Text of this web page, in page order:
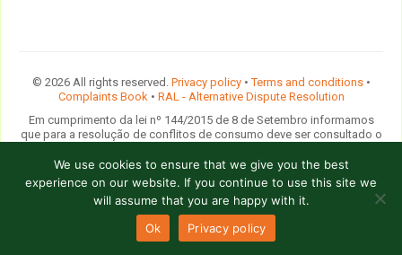
© 2026 All rights reserved. Privacy policy•Terms and conditions•
Complaints Book• RAL - Alternative Dispute Resolution
Em cumprimento da lei nº 144/2015 de 8 de Setembro informamos
que para a resolução de conflitos de consumo deve ser consultado o
contactada a comissão arbitral doTurismo de Portugalou qualquer
entidade devidamente indicada na lista disponibilizada pela Direcção
Geral do Consumidor.
design byCrochet
We use cookies to ensure that we give you the best
experience on our website. If you continue to use this site we
will assume that you are happy with it.
Ok
Privacy policy